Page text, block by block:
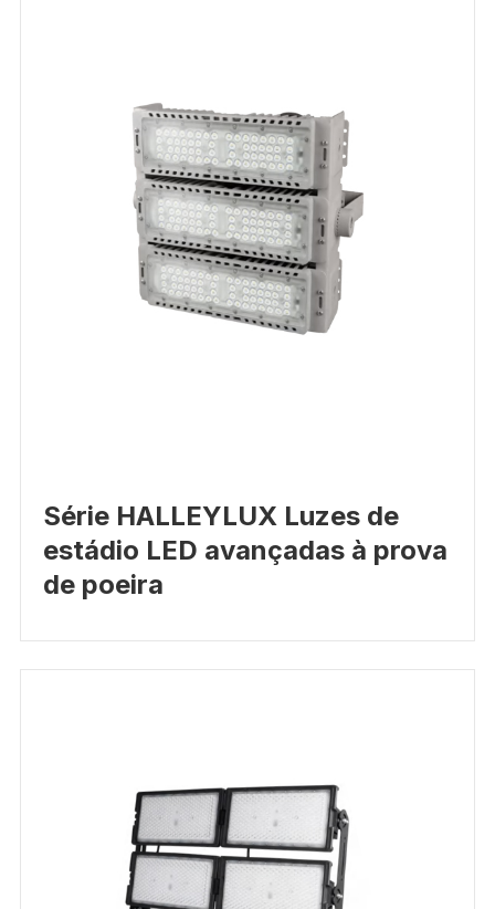
Série HALLEYLUX Luzes de
estádio LED avançadas à prova
de poeira